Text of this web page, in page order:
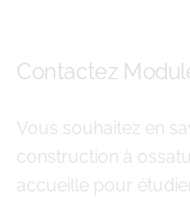
Contactez
Vous souhaitez en
construction à
accueille pour